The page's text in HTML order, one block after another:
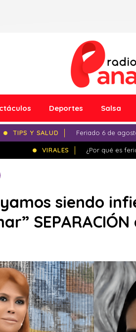
Deportes Salsa
TIPS Y SALUD Feriado 6 de
VIRALES ¿Por qué es
siendo
SEPARACIÓN